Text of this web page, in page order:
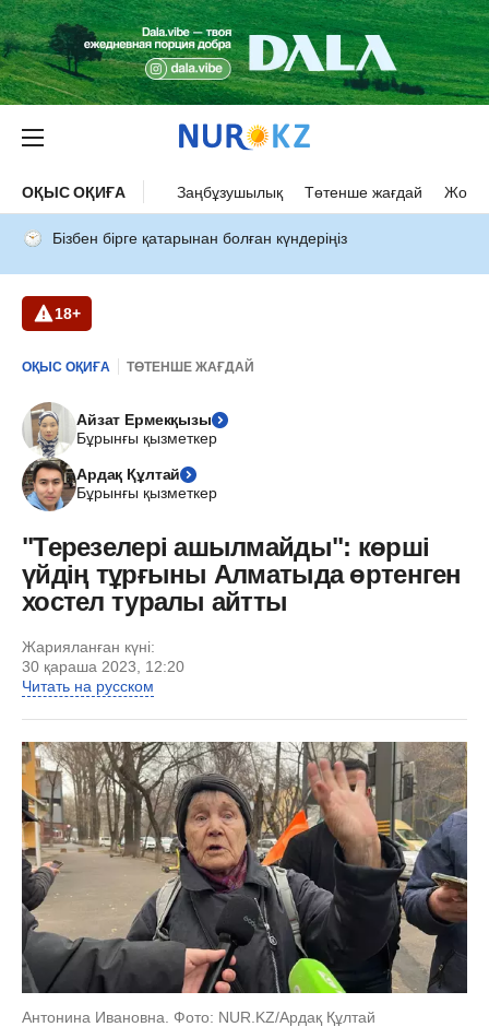
ОҚЫС ОҚИҒА Заңбұзушылық Төтенше жағдай Жол
Бізбен бірге қатарынан болған күндеріңіз
18+
ОҚЫС ОҚИҒА ТӨТЕНШЕ ЖАҒДАЙ
Айзат Ермекқызы
Бұрынғы қызметкер
Ардақ Құлтай
Бұрынғы қызметкер
"Терезелері ашылмайды": көрші
үйдің тұрғыны Алматыда өртенген
хостел туралы айтты
Жарияланған күні:
30 қараша 2023, 12:20
Читать на русском
Антонина Ивановна. Фото: NUR.KZ/Ардақ Құлтай